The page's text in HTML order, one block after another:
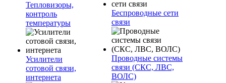
Тепловизоры,
контроль
температуры
Усилители
сотовой связи,
интернета
Беспроводные сети
связи
Проводные системы
связи (СКС, ЛВС,
ВОЛС)